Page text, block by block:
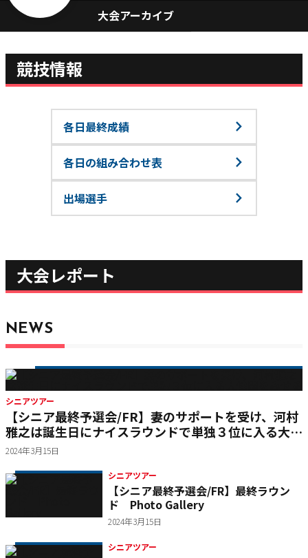
大会アーカイブ
競技情報
各日最終成績
各日の組み合わせ表
出場選手
大会レポート
NEWS
シニアツアー
【シニア最終予選会/FR】妻のサポートを受け、河村
雅之は誕生日にナイスラウンドで単独３位に入る大健
闘をみせる
2024年3月15日
シニアツアー
【シニア最終予選会/FR】最終ラウン
ド Photo Gallery
2024年3月15日
シニアツアー